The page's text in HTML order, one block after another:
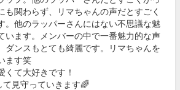
も関わらず、リマちゃんの声だとすごく
。他のラッパーさんにはない不思議な魅
います。メンバーの中で一番魅力的な声
ダンスもとても綺麗です。リマちゃんを
ます笑
くて大好きです！
て見守っていきます🌈